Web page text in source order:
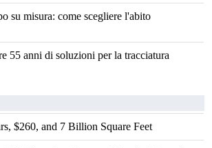
su misura: come scegliere l'abito
55 anni di soluzioni per la tracciatura
$260, and 7 Billion Square Feet